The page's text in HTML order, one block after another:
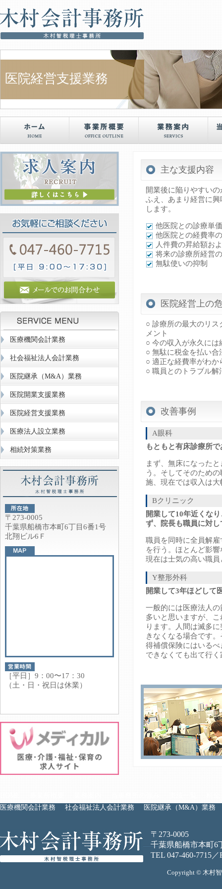
医院経営支援業務
主な支援内容
開業後に陥りやすい
ふえ、あまり経営に
します。
他医院との診療単
他医院との経費率
人件費の昇給額お
将来の診療所経営
無駄使いの抑制
医院経営上の
○ 診療所の最大のリ
メント
○ 今の収入が永久に
○ 無駄に税金を払い
○ 適正な経費率がわ
○ 職員とのトラブル
改善事例
A眼科
もともと有床診療所
まず、無床になった
う。そしてそのため
施、現在では収入は
Bクリニック
開業して10年近くな
ず、院長も職員に対
職員を同時に全員解
を行う。ほとんど影
現在は士気の高い職
Y整形外科
開業して3年ほどして
一般的には医療法人
多いと思いますが、
ります。人間は滅多
きなくなる場合です
得補償保険にはいる
できなくても出て行
医療機関会計業務
社会福祉法人会計業務
医院継承（M&A）業務
医院開業支援業務
医院経営支援業務
医療法人設立業務
相続対策業務
〒273-0005
千葉県船橋市本町6丁目6番1号
北翔ビル6Ｆ
［平日］9：00〜17：30
（土・日・祝日は休業）
医療機関会計業務
社会福祉法人会計業務 医院継承（M&A）業務
〒273-0005
千葉県船橋市本町6
TEL 047-460-7715
Copyright © 木村